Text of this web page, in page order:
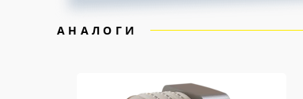
АНАЛОГИ